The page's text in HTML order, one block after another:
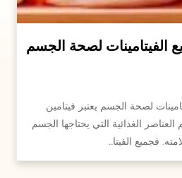
الفيتامينات لصحة الجسم
لصحة الجسم يعتبر فيتامين
العناصر الغذائية التي يحتاجها الجسم
فجميع الفيتا…